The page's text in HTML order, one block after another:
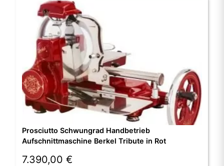
Prosciutto Schwungrad Handbetrieb
Aufschnittmaschine Berkel Tribute in Rot
7.390,00 €